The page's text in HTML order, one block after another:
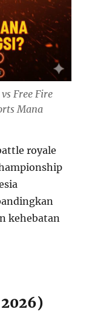
Free Fire
Mana
royale
kehebatan